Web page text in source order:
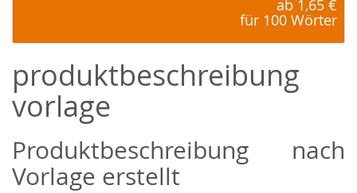
ab 1,65 €
für 100 Wörter
produktbeschreibung
vorlage
Produktbeschreibung nach
Vorlage erstellt